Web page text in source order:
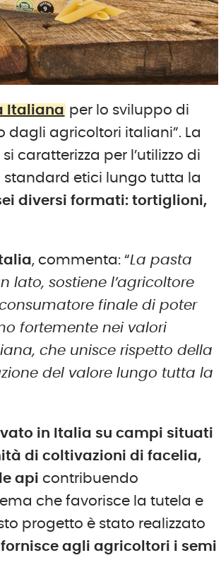
Italiana per lo sviluppo di
dagli agricoltori italiani”. La
caratterizza per l’utilizzo di
standard etici lungo tutta la
diversi formati: tortiglioni,
, commenta: “La pasta
lato, sostiene l’agricoltore
finale di poter
fortemente nei valori
che unisce rispetto della
del valore lungo tutta la
in Italia su campi situati
di coltivazioni di facelia,
api contribuendo
che favorisce la tutela e
progetto è stato realizzato
agli agricoltori i semi